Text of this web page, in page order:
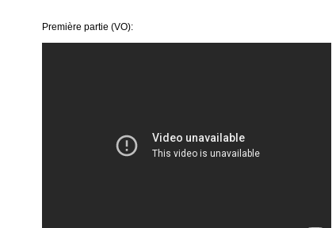
Première partie (VO):